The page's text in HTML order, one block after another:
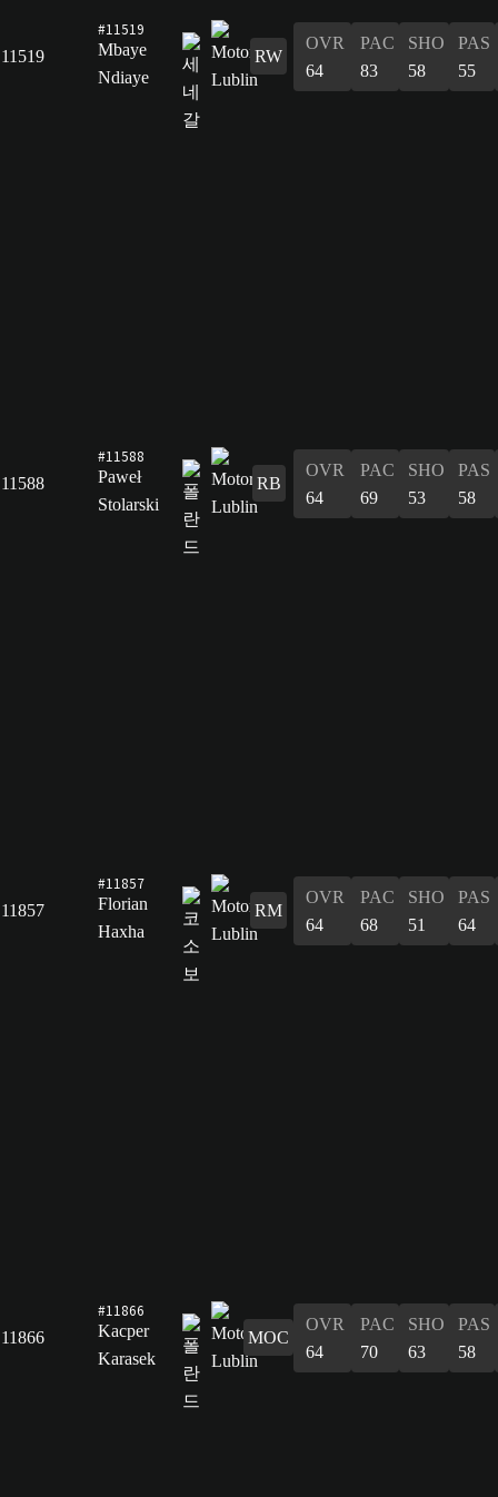
11519
#11519
Mbaye
Ndiaye
RW
OVR
64
PAC
83
SHO
58
PAS
55
11588
#11588
Paweł
Stolarski
RB
OVR
64
PAC
69
SHO
53
PAS
58
11857
#11857
Florian
Haxha
RM
OVR
64
PAC
68
SHO
51
PAS
64
11866
#11866
Kacper
Karasek
MOC
OVR
64
PAC
70
SHO
63
PAS
58